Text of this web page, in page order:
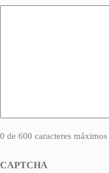
0 de 600 caracteres máximos
CAPTCHA